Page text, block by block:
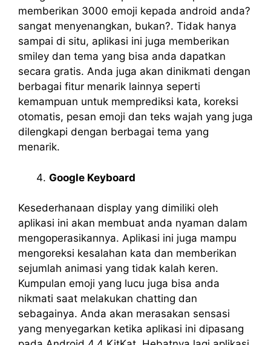
memberikan 3000 emoji kepada android anda?
sangat menyenangkan, bukan?. Tidak hanya
sampai di situ, aplikasi ini juga memberikan
smiley dan tema yang bisa anda dapatkan
secara gratis. Anda juga akan dinikmati dengan
berbagai fitur menarik lainnya seperti
kemampuan untuk memprediksi kata, koreksi
otomatis, pesan emoji dan teks wajah yang juga
dilengkapi dengan berbagai tema yang
menarik.
Google Keyboard
Kesederhanaan display yang dimiliki oleh
aplikasi ini akan membuat anda nyaman dalam
mengoperasikannya. Aplikasi ini juga mampu
mengoreksi kesalahan kata dan memberikan
sejumlah animasi yang tidak kalah keren.
Kumpulan emoji yang lucu juga bisa anda
nikmati saat melakukan chatting dan
sebagainya. Anda akan merasakan sensasi
yang menyegarkan ketika aplikasi ini dipasang